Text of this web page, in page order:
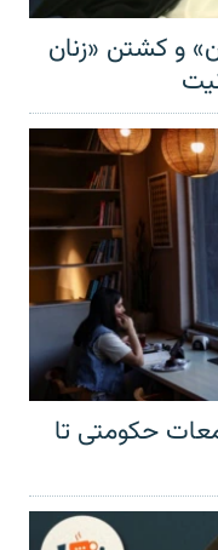
و کشتن «زنان
حکومتی تا